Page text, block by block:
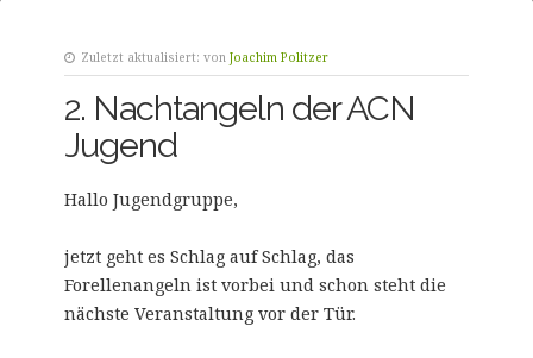
Zuletzt aktualisiert: von Joachim Politzer
2. Nachtangeln der ACN
Jugend
Hallo Jugendgruppe,
jetzt geht es Schlag auf Schlag, das
Forellenangeln ist vorbei und schon steht die
nächste Veranstaltung vor der Tür.